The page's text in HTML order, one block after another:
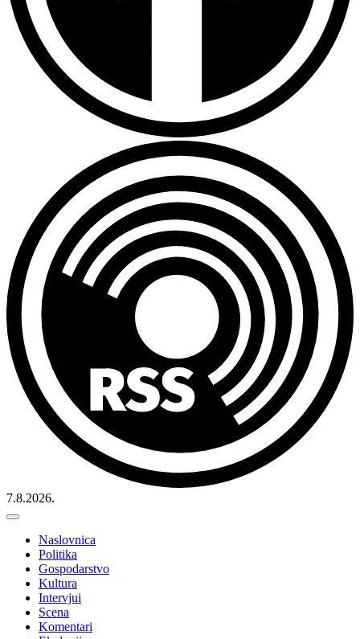
7.8.2026.
Naslovnica
Politika
Gospodarstvo
Kultura
Intervjui
Scena
Komentari